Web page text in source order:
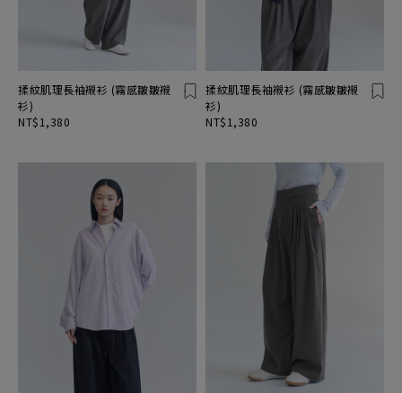
揉紋肌理長袖襯衫 (霧感皺皺襯
衫)
NT$1,380
揉紋肌理長袖襯衫 (霧感皺皺襯
衫)
NT$1,380